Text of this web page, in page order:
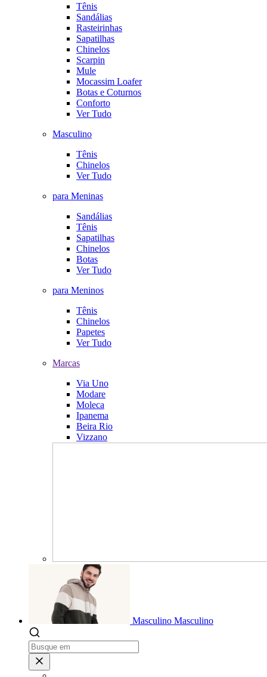
Tênis
Sandálias
Rasteirinhas
Sapatilhas
Chinelos
Scarpin
Mule
Mocassim Loafer
Botas e Coturnos
Conforto
Ver Tudo
Masculino
Tênis
Chinelos
Ver Tudo
para Meninas
Sandálias
Tênis
Sapatilhas
Chinelos
Botas
Ver Tudo
para Meninos
Tênis
Chinelos
Papetes
Ver Tudo
Marcas
Via Uno
Modare
Moleca
Ipanema
Beira Rio
Vizzano
Masculino Masculino